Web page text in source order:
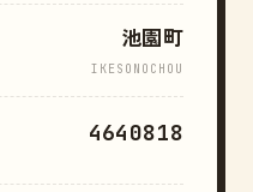
池園町
IKESONOCHOU
4640818